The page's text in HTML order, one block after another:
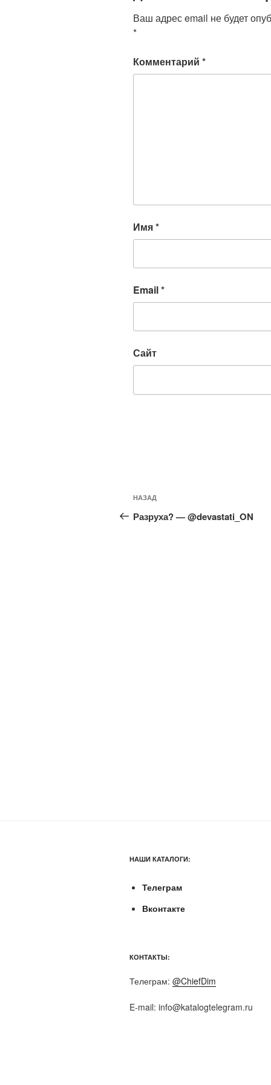
Ваш адрес email не будет
*
Комментарий *
Имя*
Email*
Сайт
Навигация
по
записям
Предыдущая
запись:
НАЗАД
Разруха? — @devastati_ON
НАШИ КАТАЛОГИ:
Телеграм
Вконтакте
КОНТАКТЫ:
Телеграм: @ChiefDim
E-mail: info@katalogtelegram.ru